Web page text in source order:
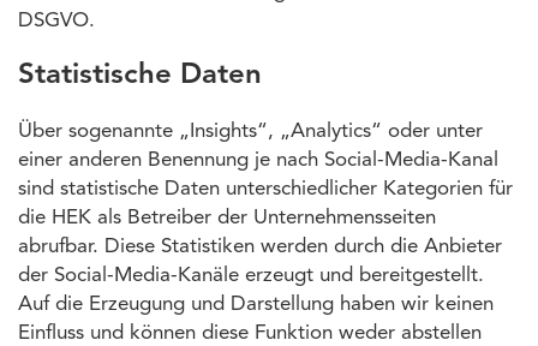
DSGVO.
Statistische Daten
Über sogenannte „Insights“, „Analytics“ oder unter
einer anderen Benennung je nach Social-Media-Kanal
sind statistische Daten unterschiedlicher Kategorien für
die HEK als Betreiber der Unternehmensseiten
abrufbar. Diese Statistiken werden durch die Anbieter
der Social-Media-Kanäle erzeugt und bereitgestellt.
Auf die Erzeugung und Darstellung haben wir keinen
Einfluss und können diese Funktion weder abstellen